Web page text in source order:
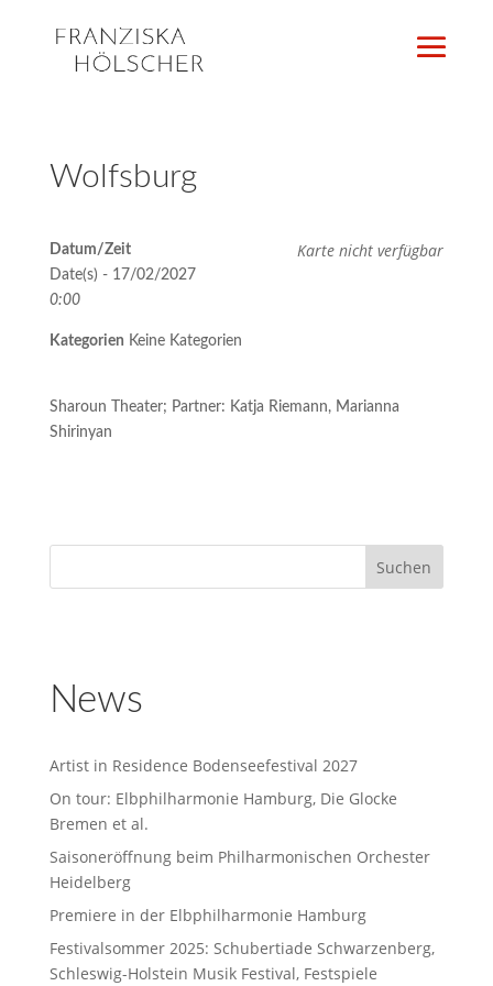
Wolfsburg
Karte nicht verfügbar
Datum/Zeit
Date(s) - 17/02/2027
0:00
Kategorien Keine Kategorien
Sharoun Theater; Partner: Katja Riemann, Marianna
Shirinyan
News
Artist in Residence Bodenseefestival 2027
On tour: Elbphilharmonie Hamburg, Die Glocke
Bremen et al.
Saisoneröffnung beim Philharmonischen Orchester
Heidelberg
Premiere in der Elbphilharmonie Hamburg
Festivalsommer 2025: Schubertiade Schwarzenberg,
Schleswig-Holstein Musik Festival, Festspiele